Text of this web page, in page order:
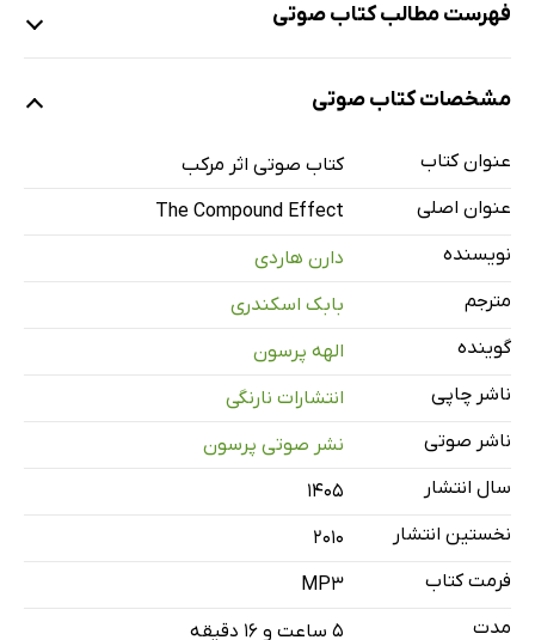
فهرست مطالب کتاب صوتی
نمونه
معرفی و مقدمه آنتونی رابینز
مقدمه دارن هاردی
فصل اول: اثر مرکب در عمل
فصل دوم: انتخاب‌ها
فصل سوم: عادت‌ها
ضمیمه
مشخصات کتاب صوتی
عنوان کتاب
کتاب صوتی اثر مرکب
عنوان اصلی
The Compound Effect
نویسنده
دارن هاردی
مترجم
بابک اسکندری
گوینده
الهه پرسون
ناشر چاپی
انتشارات نارنگی
ناشر صوتی
نشر صوتی پرسون
سال انتشار
۱۴۰۵
نخستین انتشار
2010
فرمت کتاب
MP3
مدت
۵ ساعت و ۱۶ دقیقه